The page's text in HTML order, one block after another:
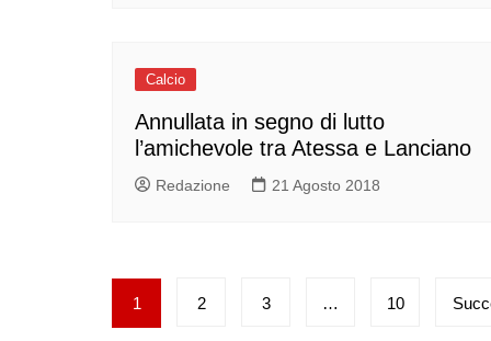
Calcio
Annullata in segno di lutto
l’amichevole tra Atessa e Lanciano
Redazione 21 Agosto 2018
Paginazione
1 2 3 … 10